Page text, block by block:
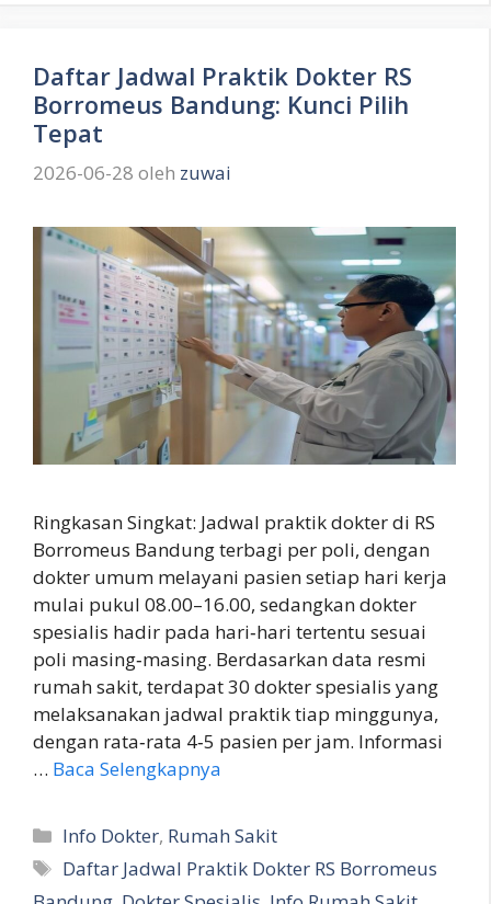
Daftar Jadwal Praktik Dokter RS
Borromeus Bandung: Kunci Pilih
Tepat
2026-06-28 oleh zuwai
Ringkasan Singkat: Jadwal praktik dokter di RS
Borromeus Bandung terbagi per poli, dengan
dokter umum melayani pasien setiap hari kerja
mulai pukul 08.00–16.00, sedangkan dokter
spesialis hadir pada hari‑hari tertentu sesuai
poli masing‑masing. Berdasarkan data resmi
rumah sakit, terdapat 30 dokter spesialis yang
melaksanakan jadwal praktik tiap minggunya,
dengan rata‑rata 4‑5 pasien per jam. Informasi
… Baca Selengkapnya
Kategori
Info Dokter, Rumah Sakit
Tag
Daftar Jadwal Praktik Dokter RS Borromeus